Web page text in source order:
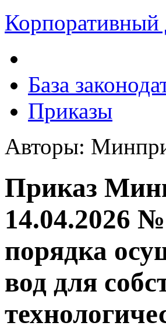
Корпоративный
База
Приказы
Авторы:
Приказ
14.04.2026
порядка
вод для